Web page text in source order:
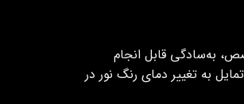
به‌سادگی قابل انجام
به تغییر دمای رنگ نور در